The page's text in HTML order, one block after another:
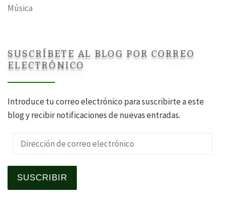
Música
SUSCRÍBETE AL BLOG POR CORREO
ELECTRÓNICO
Introduce tu correo electrónico para suscribirte a este
blog y recibir notificaciones de nuevas entradas.
Dirección de correo electrónico
SUSCRIBIR